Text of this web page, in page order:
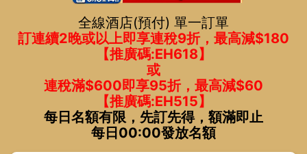
全線酒店(預付) 單一訂單
訂連續2晚或以上即享連稅9折，最高減$180
【推廣碼:EH618】
或
連稅滿$600即享95折，最高減$60
【推廣碼:EH515】
每日名額有限，先訂先得，額滿即止
每日00:00發放名額